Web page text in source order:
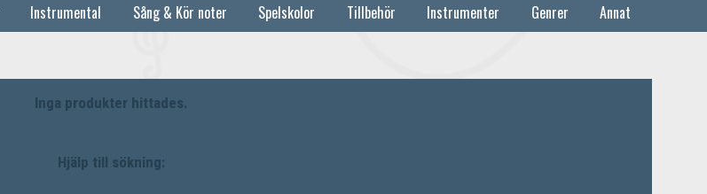
Instrumental Sång & Kör noter Spelskolor Tillbehör Instrumenter Genrer Annat
Inga produkter hittades.
Hjälp till sökning: